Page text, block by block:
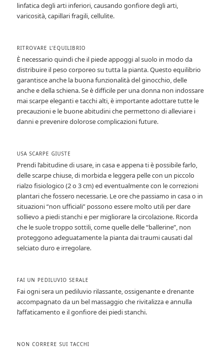
linfatica degli arti inferiori, causando gonfiore degli arti,
varicosità, capillari fragili, cellulite.
RITROVARE L’EQUILIBRIO
È necessario quindi che il piede appoggi al suolo in modo da
distribuire il peso corporeo su tutta la pianta. Questo equilibrio
garantisce anche la buona funzionalità del ginocchio, delle
anche e della schiena. Se è difficile per una donna non indossare
mai scarpe eleganti e tacchi alti, è importante adottare tutte le
precauzioni e le buone abitudini che permettono di alleviare i
danni e prevenire dolorose complicazioni future.
USA SCARPE GIUSTE
Prendi l’abitudine di usare, in casa e appena ti è possibile farlo,
delle scarpe chiuse, di morbida e leggera pelle con un piccolo
rialzo fisiologico (2 o 3 cm) ed eventualmente con le correzioni
plantari che fossero necessarie. Le ore che passiamo in casa o in
situazioni “non ufficiali” possono essere molto utili per dare
sollievo a piedi stanchi e per migliorare la circolazione. Ricorda
che le suole troppo sottili, come quelle delle “ballerine”, non
proteggono adeguatamente la pianta dai traumi causati dal
selciato duro e irregolare.
FAI UN PEDILUVIO SERALE
Fai ogni sera un pediluvio rilassante, ossigenante e drenante
accompagnato da un bel massaggio che rivitalizza e annulla
l’affaticamento e il gonfiore dei piedi stanchi.
NON CORRERE SUI TACCHI